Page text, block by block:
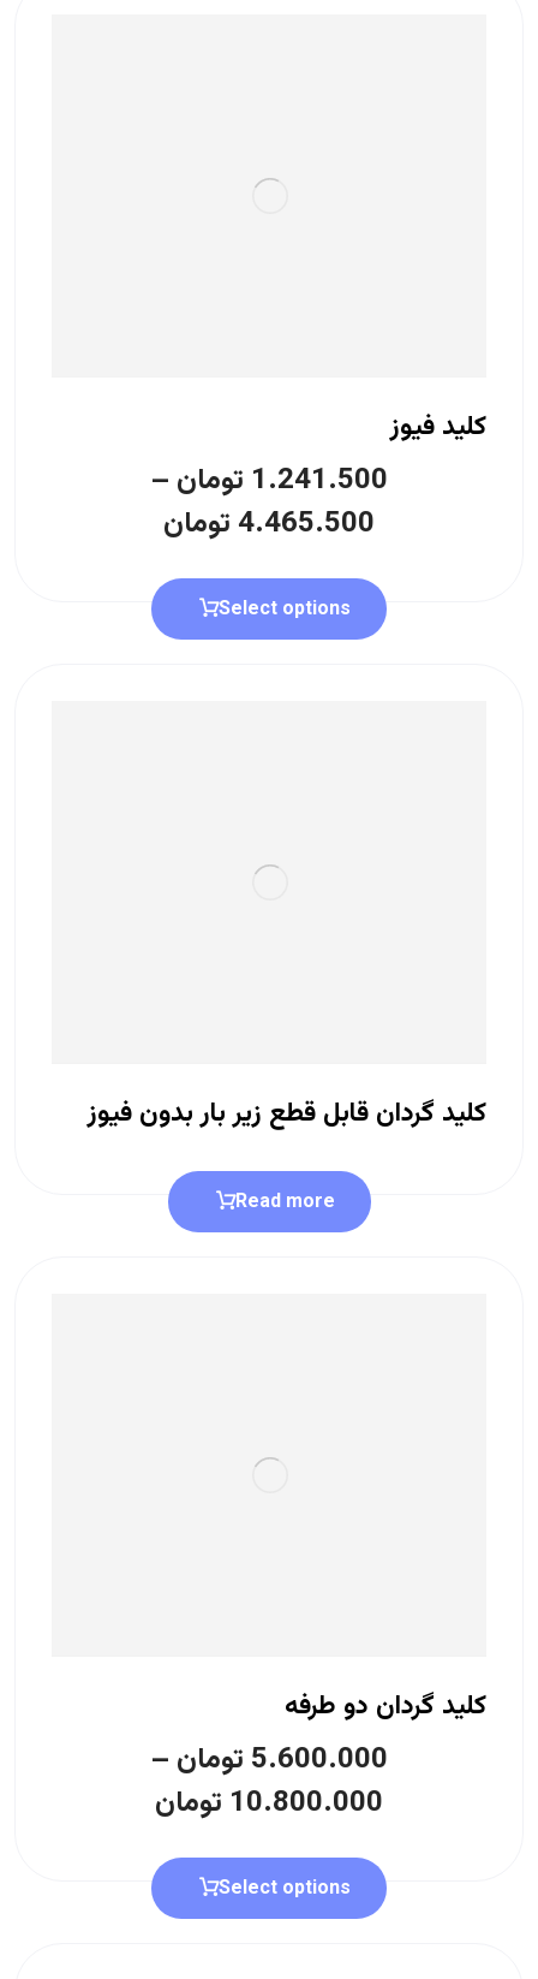
کلید فیوز
1.241.500 تومان –
4.465.500 تومان
Select options
کلید گردان قابل قطع زیر بار بدون فیوز
Read more
کلید گردان دو طرفه
5.600.000 تومان –
10.800.000 تومان
Select options